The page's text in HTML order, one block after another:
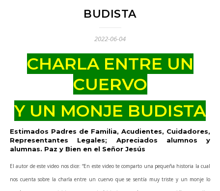
BUDISTA
2022-06-04
CHARLA ENTRE UN
CUERVO
Y UN MONJE BUDISTA
Estimados Padres de Familia, Acudientes, Cuidadores,
Representantes Legales; Apreciados alumnos y
alumnas. Paz y Bien en el Señor Jesús
El autor de este video nos dice: “En este video te comparto una pequeña historia la cual
nos cuenta sobre la charla entre un cuervo que se sentía muy triste y un monje lo